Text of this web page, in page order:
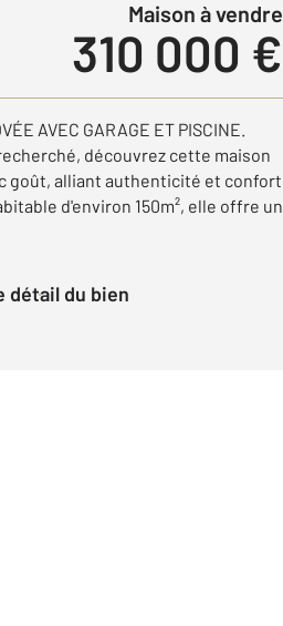
Maison à vendre
310 000 €
AVEC GARAGE ET PISCINE.
découvrez cette maison
goût, alliant authenticité et confort
d'environ 150m², elle offre un
détail du bien